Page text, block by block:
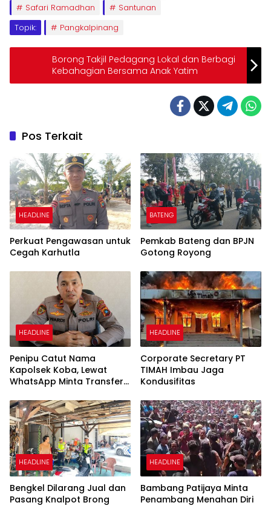
Safari Ramadhan
Santunan
Topik:
Pangkalpinang
Borong Takjil Pedagang Lokal dan Berbagi
Kebahagian Bersama Anak Yatim
Pos Terkait
HEADLINE
Perkuat Pengawasan untuk
Cegah Karhutla
BATENG
Pemkab Bateng dan BPJN
Gotong Royong
HEADLINE
Penipu Catut Nama
Kapolsek Koba, Lewat
WhatsApp Minta Transfer
HEADLINE
Corporate Secretary PT
TIMAH Imbau Jaga
Kondusifitas
HEADLINE
Bengkel Dilarang Jual dan
Pasang Knalpot Brong
HEADLINE
Bambang Patijaya Minta
Penambang Menahan Diri